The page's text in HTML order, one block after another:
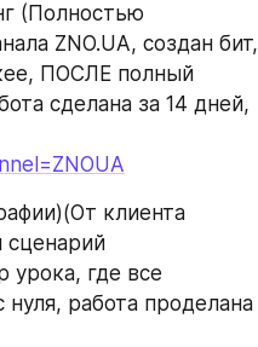
(Полностью
ZNO.UA, создан бит,
ПОСЛЕ полный
сделана за 14 дней,
клиента
сценарий
урока, где все
работа проделана